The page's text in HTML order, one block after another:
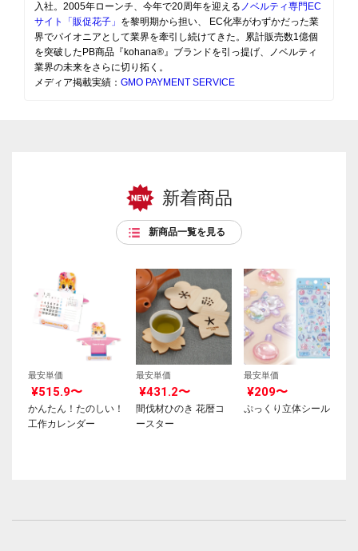
入社。2005年ローンチ、今年で20周年を迎える ノベルティ専門EC
サイト「販促花子」 を黎明期から担い、 EC化率がわずかだった業
界でパイオニアとして業界を牽引し続けてきた。累計販売数1億個
を突破したPB商品『kohana®』ブランドを引っ提げ、ノベルティ
業界の未来をさらに切り拓く。
メディア掲載実績： GMO PAYMENT SERVICE
新着商品
新商品一覧を見る
最安単価
¥515.9〜
かんたん！たのしい！
工作カレンダー
最安単価
¥431.2〜
間伐材ひのき 花暦コ
ースター
最安単価
¥209〜
ぷっくり立体シール